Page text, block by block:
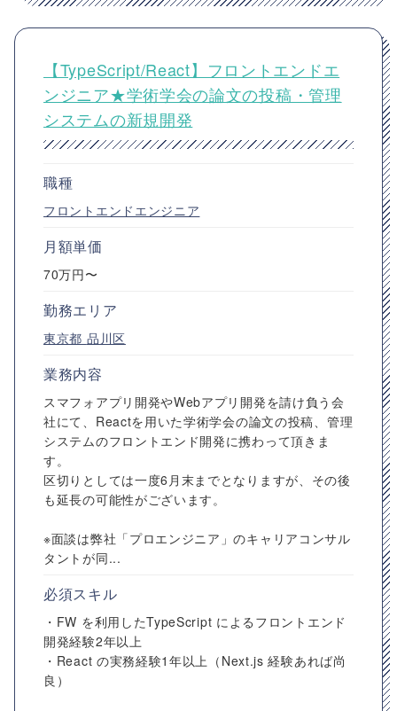
【TypeScript/React】フロントエンドエ
ンジニア★学術学会の論文の投稿・管理
システムの新規開発
職種
フロントエンドエンジニア
月額単価
70万円〜
勤務エリア
東京都 品川区
業務内容
スマフォアプリ開発やWebアプリ開発を請け負う会
社にて、Reactを用いた学術学会の論文の投稿、管理
システムのフロントエンド開発に携わって頂きま
す。
区切りとしては一度6月末までとなりますが、その後
も延長の可能性がございます。
※面談は弊社「プロエンジニア」のキャリアコンサル
タントが同...
必須スキル
・FW を利用したTypeScript によるフロントエンド
開発経験2年以上
・React の実務経験1年以上（Next.js 経験あれば尚
良）